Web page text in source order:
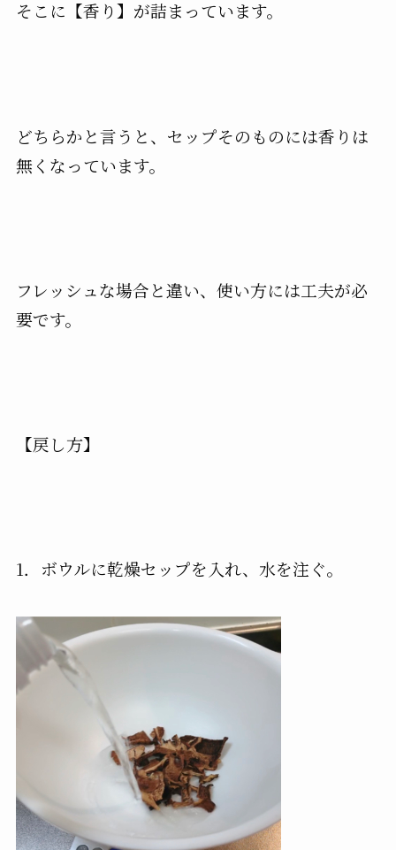
そこに【香り】が詰まっています。
どちらかと言うと、セップそのものには香りは
無くなっています。
フレッシュな場合と違い、使い方には工夫が必
要です。
【戻し方】
1．ボウルに乾燥セップを入れ、水を注ぐ。